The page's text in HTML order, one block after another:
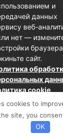
и
данных
веб-
нет —
сайт.
cookie
Принять
cookies to
site, you
OK